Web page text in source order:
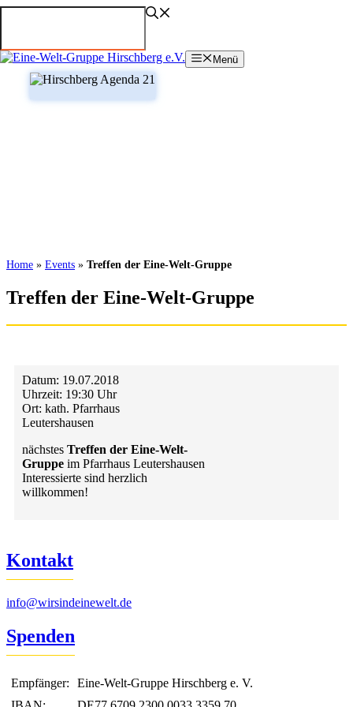
Zum
Menü
Home » Events » Treffen der Eine-Welt-Gruppe
Treffen der Eine-Welt-Gruppe
Datum: 19.07.2018
Uhrzeit: 19:30 Uhr
Ort: kath. Pfarrhaus
Leutershausen
nächstes Treffen der Eine-Welt-
Gruppe im Pfarrhaus Leutershausen
Interessierte sind herzlich
willkommen!
Kontakt
info@wirsindeinewelt.de
Spenden
Empfänger:
Eine-Welt-Gruppe Hirschberg e. V.